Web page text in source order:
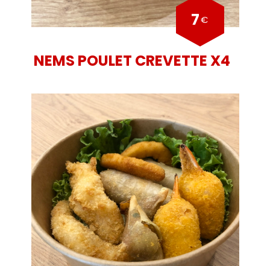
NEMS POULET CREVETTE X4
7€